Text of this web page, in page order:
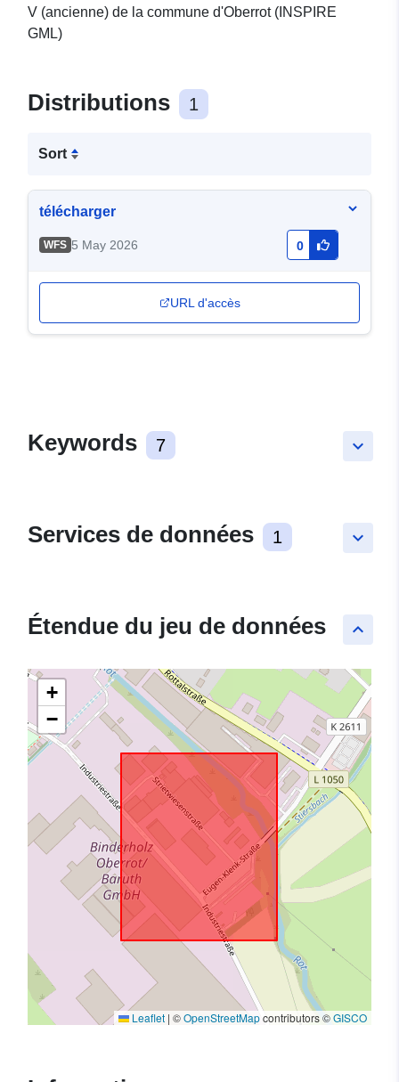
V (ancienne) de la commune d'Oberrot (INSPIRE
GML)
Distributions 1
Sort
télécharger
WFS 5 May 2026 0
URL d'accès
keyboard_arrow_down
Keywords 7
keyboard_arrow_down
Services de données 1
keyboard_arrow_up
Étendue du jeu de données
+
−
Leaflet | ©OpenStreetMapcontributors ©GISCO